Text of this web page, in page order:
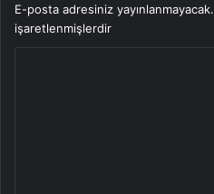
E-posta adresiniz yayınlanmayacak.
işaretlenmişlerdir